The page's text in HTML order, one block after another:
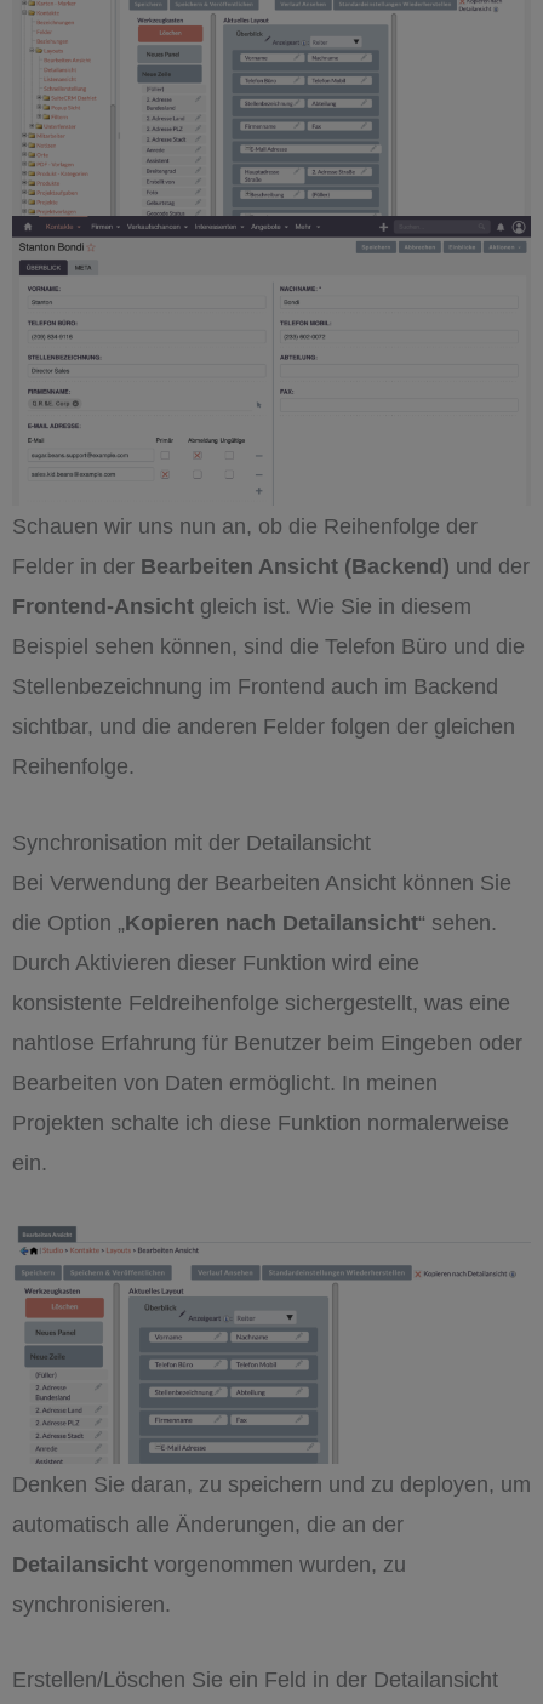
Schauen wir uns nun an, ob die Reihenfolge der
Felder in der Bearbeiten Ansicht (Backend) und der
Frontend-Ansicht gleich ist. Wie Sie in diesem
Beispiel sehen können, sind die Telefon Büro und die
Stellenbezeichnung im Frontend auch im Backend
sichtbar, und die anderen Felder folgen der gleichen
Reihenfolge.
Synchronisation mit der Detailansicht
Bei Verwendung der Bearbeiten Ansicht können Sie
die Option „Kopieren nach Detailansicht“ sehen.
Durch Aktivieren dieser Funktion wird eine
konsistente Feldreihenfolge sichergestellt, was eine
nahtlose Erfahrung für Benutzer beim Eingeben oder
Bearbeiten von Daten ermöglicht. In meinen
Projekten schalte ich diese Funktion normalerweise
ein.
Denken Sie daran, zu speichern und zu deployen, um
automatisch alle Änderungen, die an der
Detailansicht vorgenommen wurden, zu
synchronisieren.
Erstellen/Löschen Sie ein Feld in der Detailansicht